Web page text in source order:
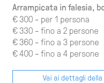
Arrampicata in falesia,
€ 300 - per 1 persona
€ 330 - fino a 2 persone
€ 360 - fino a 3 persone
€ 400 - fino a 4 persone
Vai ai dettagli della